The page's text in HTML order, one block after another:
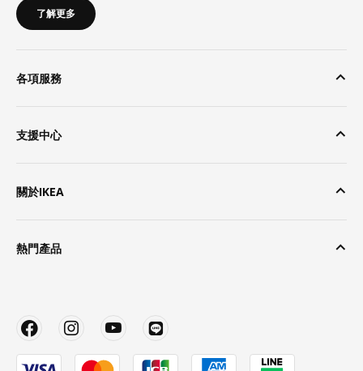
了解更多
各項服務
支援中心
關於IKEA
熱門產品